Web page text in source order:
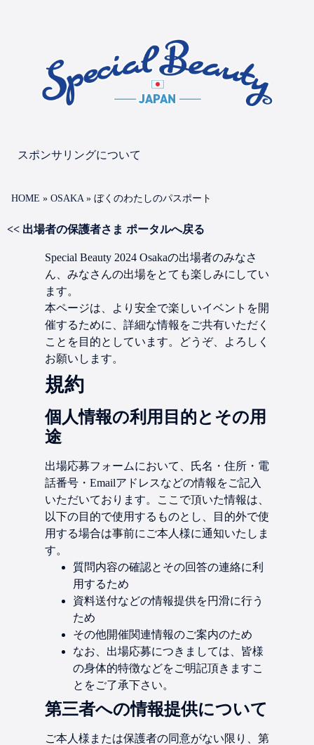
スポンサリングについて
HOME » OSAKA » ぼくのわたしのパスポート
<< 出場者の保護者さま ポータルへ戻る
Special Beauty 2024 Osakaの出場者のみなさ
ん、みなさんの出場をとても楽しみにしてい
ます。
本ページは、より安全で楽しいイベントを開
催するために、詳細な情報をご共有いただく
ことを目的としています。どうぞ、よろしく
お願いします。
規約
個人情報の利用目的とその用
途
出場応募フォームにおいて、氏名・住所・電
話番号・Emailアドレスなどの情報をご記入
いただいております。ここで頂いた情報は、
以下の目的で使用するものとし、目的外で使
用する場合は事前にご本人様に通知いたしま
す。
質問内容の確認とその回答の連絡に利
用するため
資料送付などの情報提供を円滑に行う
ため
その他開催関連情報のご案内のため
なお、出場応募につきましては、皆様
の身体的特徴などをご明記頂きますこ
とをご了承下さい。
第三者への情報提供について
ご本人様または保護者の同意がない限り、第